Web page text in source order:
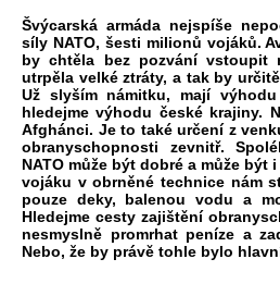
Švýcarská armáda nejspíše
síly NATO, šesti milionů vojáků.
by chtěla bez pozvání vstoupit
utrpěla velké ztráty, a tak by
Už slyším námitku, mají
hledejme výhodu české krajiny.
Afghánci. Je to také určení z
obranyschopnosti zevnitř.
NATO může být dobré a může být
vojáku v obrněné technice nám
pouze deky, balenou vodu a
Hledejme cesty zajištění
nesmyslně promrhat peníze a
Nebo, že by právě tohle bylo